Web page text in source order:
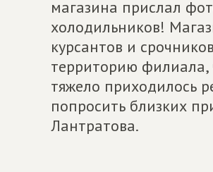
магазина прислал
холодильников!
курсантов и
территорию филиала,
тяжело приходилось
попросить близких
Лантратова.